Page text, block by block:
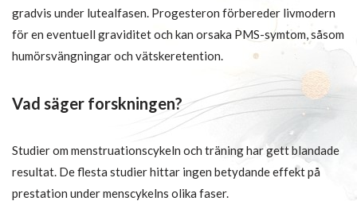
gradvis under lutealfasen. Progesteron förbereder livmodern
för en eventuell graviditet och kan orsaka PMS-symtom, såsom
humörsvängningar och vätskeretention.
Vad säger forskningen?
Studier om menstruationscykeln och träning har gett blandade
resultat. De flesta studier hittar ingen betydande effekt på
prestation under menscykelns olika faser.